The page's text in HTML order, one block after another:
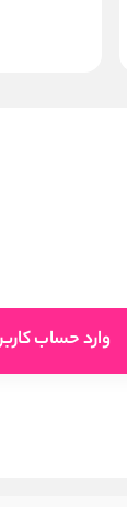
وارد حساب